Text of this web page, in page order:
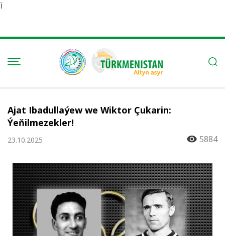
Ï
Ajat Ibadullaýew we Wiktor Çukarin:
Ýeňilmezekler!
23.10.2025 5884